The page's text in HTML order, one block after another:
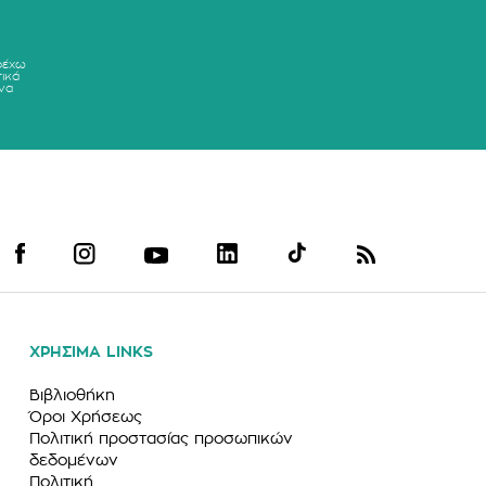
ΧΡΗΣΙΜΑ LINKS
Βιβλιοθήκη
Όροι Χρήσεως
Πολιτική προστασίας προσωπικών
δεδομένων
Πολιτική